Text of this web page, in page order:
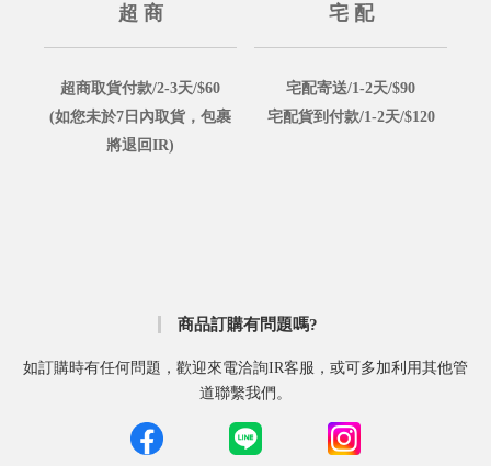
超 商
超商取貨付款/2-3天/$60
(如您未於7日內取貨，包裹
將退回IR)
宅 配
宅配寄送/1-2天/$90
宅配貨到付款/1-2天/$120
商品訂購有問題嗎?
如訂購時有任何問題，歡迎來電洽詢IR客服，或可多加利用其他管
道聯繫我們。